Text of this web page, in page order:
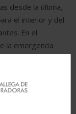
desde la última,
el interior y del
En el
la emergencia